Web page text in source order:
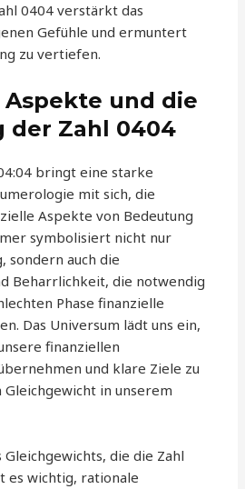
0404 verstärkt das
Gefühle und ermuntert
zu vertiefen.
Aspekte und die
der Zahl 0404
bringt eine starke
mit sich, die
Aspekte von Bedeutung
symbolisiert nicht nur
sondern auch die
Beharrlichkeit, die notwendig
Phase finanzielle
Das Universum lädt uns ein,
finanziellen
und klare Ziele zu
in unserem
die die Zahl
wichtig, rationale